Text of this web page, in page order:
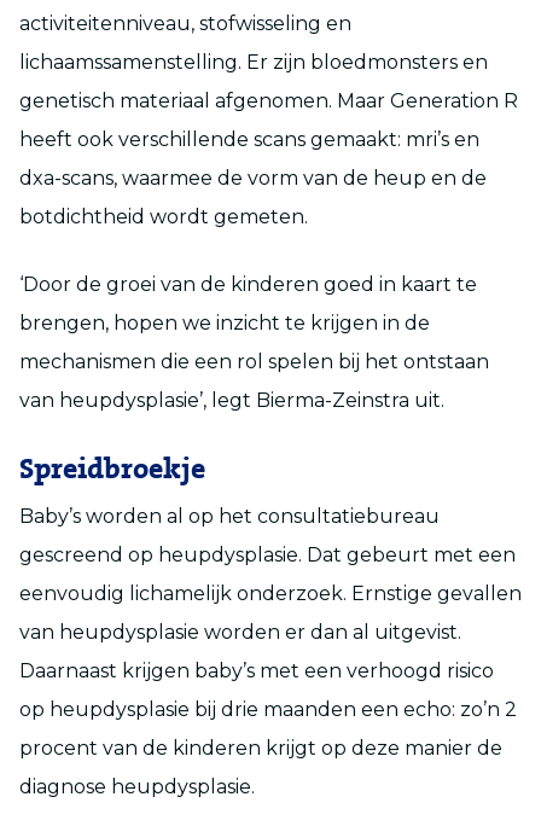
activiteitenniveau, stofwisseling en
lichaamssamenstelling. Er zijn bloedmonsters en
genetisch materiaal afgenomen. Maar Generation R
heeft ook verschillende scans gemaakt: mri’s en
dxa-scans, waarmee de vorm van de heup en de
botdichtheid wordt gemeten.
‘Door de groei van de kinderen goed in kaart te
brengen, hopen we inzicht te krijgen in de
mechanismen die een rol spelen bij het ontstaan
van heupdysplasie’, legt Bierma-Zeinstra uit.
Spreidbroekje
Baby’s worden al op het consultatiebureau
gescreend op heupdysplasie. Dat gebeurt met een
eenvoudig lichamelijk onderzoek. Ernstige gevallen
van heupdysplasie worden er dan al uitgevist.
Daarnaast krijgen baby’s met een verhoogd risico
op heupdysplasie bij drie maanden een echo: zo’n 2
procent van de kinderen krijgt op deze manier de
diagnose heupdysplasie.